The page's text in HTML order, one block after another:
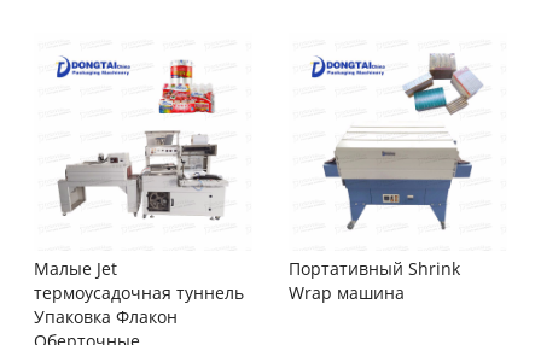
Малые Jet
термоусадочная туннель
Упаковка Флакон
Оберточные
Портативный Shrink
Wrap машина